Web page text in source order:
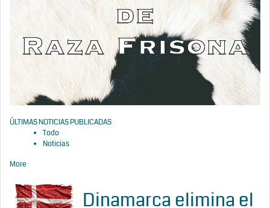
ÚLTIMAS NOTICIAS PUBLICADAS
Todo
Noticias
More
Dinamarca elimina el